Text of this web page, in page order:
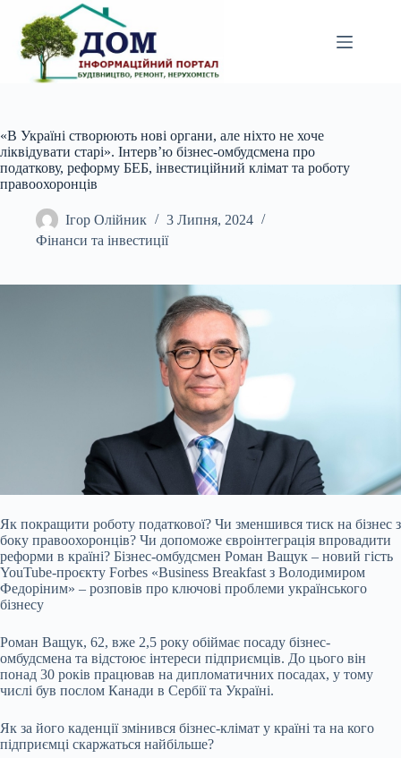
вмісту
«В Україні створюють нові органи, але ніхто не хоче
ліквідувати старі». Інтервʼю бізнес-омбудсмена про
податкову, реформу БЕБ, інвестиційний клімат та роботу
правоохоронців
Ігор Олійник
3 Липня, 2024
Фінанси та інвестиції
Як покращити роботу податкової? Чи зменшився тиск на бізнес з
боку правоохоронців? Чи допоможе євроінтеграція впровадити
реформи в країні? Бізнес-омбудсмен Роман Ващук – новий гість
YouTube-проєкту Forbes «Business Breakfast з Володимиром
Федоріним» – розповів про ключові проблеми українського
бізнесу
Роман Ващук, 62, вже 2,5 року обіймає посаду бізнес-
омбудсмена та відстоює інтереси підприємців. До цього він
понад 30 років працював на дипломатичних посадах, у тому
числі був послом Канади в Сербії та Україні.
Як за його каденції змінився бізнес-клімат у країні та на кого
підприємці скаржаться найбільше?